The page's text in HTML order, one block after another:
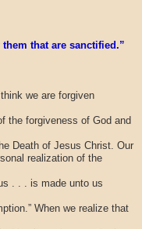
that are sanctified.”
we are forgiven
the forgiveness of God and
Death of Jesus Christ. Our
realization of the
. . . is made unto us
When we realize that